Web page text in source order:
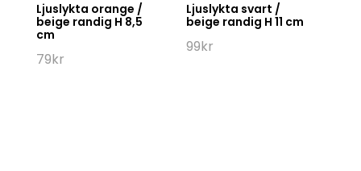
Ljuslykta orange /
beige randig H 8,5
cm
79kr
Ljuslykta svart /
beige randig H 11 cm
99kr